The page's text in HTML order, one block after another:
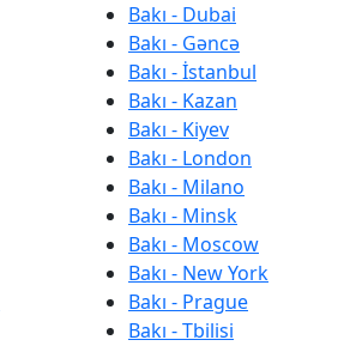
Bakı - Dubai
Bakı - Gəncə
Bakı - İstanbul
Bakı - Kazan
Bakı - Kiyev
Bakı - London
Bakı - Milano
Bakı - Minsk
Bakı - Moscow
Bakı - New York
Bakı - Prague
Bakı - Tbilisi